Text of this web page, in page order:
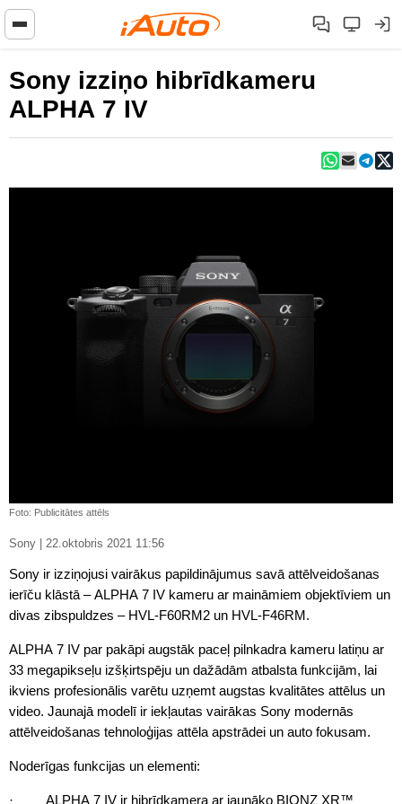
Sony izziņo hibrīdkameru
ALPHA 7 IV
Foto: Publicitātes attēls
Sony | 22.oktobris 2021 11:56
Sony ir izziņojusi vairākus papildinājumus savā attēlveidošanas
ierīču klāstā – ALPHA 7 IV kameru ar maināmiem objektīviem un
divas zibspuldzes – HVL-F60RM2 un HVL-F46RM.
ALPHA 7 IV par pakāpi augstāk paceļ pilnkadra kameru latiņu ar
33 megapikseļu izšķirtspēju un dažādām atbalsta funkcijām, lai
ikviens profesionālis varētu uzņemt augstas kvalitātes attēlus un
video. Jaunajā modelī ir iekļautas vairākas Sony modernās
attēlveidošanas tehnoloģijas attēla apstrādei un auto fokusam.
Noderīgas funkcijas un elementi:
· ALPHA 7 IV ir hibrīdkamera ar jaunāko BIONZ XR™